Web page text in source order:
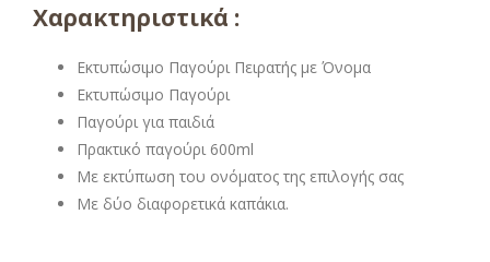
Χαρακτηριστικά :
Εκτυπώσιμο Παγούρι Πειρατής με Όνομα
Εκτυπώσιμο Παγούρι
Παγούρι για παιδιά
Πρακτικό παγούρι 600ml
Με εκτύπωση του ονόματος της επιλογής σας
Με δύο διαφορετικά καπάκια.